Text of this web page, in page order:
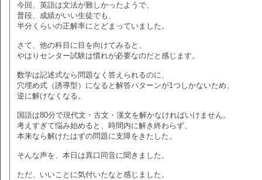
今回、英語は文法が難しかったようで、
普段、成績がいい生徒でも、
半分くらいの正解率にとどまっていました。
さて、他の科目に目を向けてみると、
やはりセンター試験は慣れが必要なのだと感じます。
数学は記述式なら問題なく答えられるのに、
穴埋め式（誘導型）になると解答パターンが1つしかないため、
逆に解けなくなる。
国語は80分で現代文・古文・漢文を解かなければいけません。
考えすぎて悩み始めると、時間内に解き終わらず、
本来なら解けたはずの問題に支障をきたした。
そんな声を、本日は異口同音に聞きました。
ただ、いいことに気付いたなと感じました。